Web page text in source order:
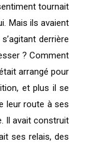
tournait
Mais ils avaient
derrière
? Comment
arrangé pour
et plus il se
leur route à ses
Il avait construit
ses relais, des